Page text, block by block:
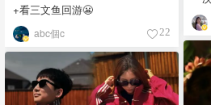
+看三文鱼回游😬
abc個c 22